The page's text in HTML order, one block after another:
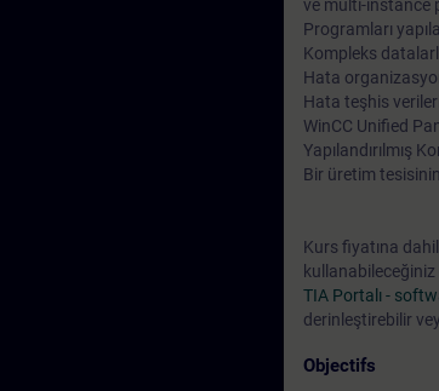
ve multi-instance
Programları
Kompleks
Hata
Hata teşhis
WinCC Unified
Yapılandırılmış
Bir üretim
Kurs fiyatına
TIA Portalı -
derinleştirebilir
Objectifs